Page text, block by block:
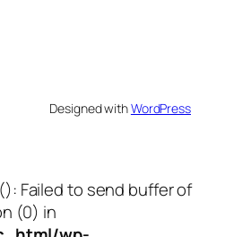
Designed withWordPress
Failed to send buffer of
(0) in